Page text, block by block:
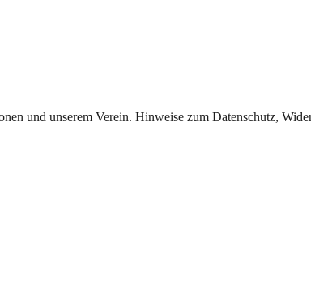
und unserem Verein. Hinweise zum Datenschutz,